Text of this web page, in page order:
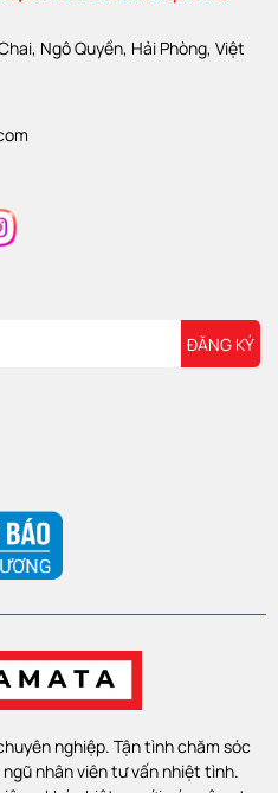
Ngô Quyền, Hải Phòng, Việt
ĐĂNG KÝ
nghiệp. Tận tình chăm sóc
nhân viên tư vấn nhiệt tình.